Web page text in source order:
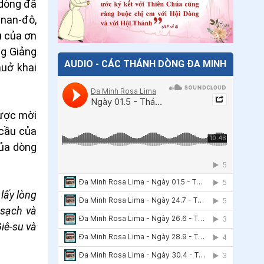
đã
đô,
của ơn
Giảng
khai
mời
của
dòng
lòng
và
su và
Man-tua
26.Ngày 12/6 Chân phước Tê-pha-nô
Ban-đe-li
27.Ngày 10/6 chân phước Gio-an Đa
Minh
30.Ngày 02/6 Chân phước Xa-đốc và
48 anh em tử đạo
31 .Ngày 30/5 - Chân phước Gia-cô-
bê Sa-lô-môn
32 .Ngày 29/5 - Chân phước Ghi-giôm
AUDIO - CÁC THÁNH DÒNG ĐA MINH